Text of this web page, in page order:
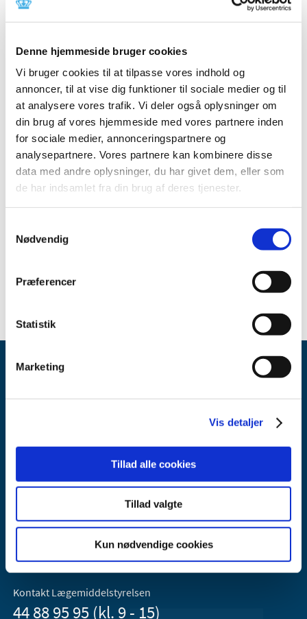
Denne hjemmeside bruger cookies
Vi bruger cookies til at tilpasse vores indhold og
annoncer, til at vise dig funktioner til sociale medier og til
at analysere vores trafik. Vi deler også oplysninger om
din brug af vores hjemmeside med vores partnere inden
for sociale medier, annonceringspartnere og
analysepartnere. Vores partnere kan kombinere disse
data med andre oplysninger, du har givet dem, eller som
de har indsamlet fra din brug af deres tjenester.
Nødvendig
Præferencer
Statistik
Marketing
Vis detaljer
Tillad alle cookies
Tillad valgte
Kun nødvendige cookies
Fabrikantens referencenummer: FSCA - AP2 –
201808 – 03
Lægemiddelstyrelsens sagsnummer:2018101676
Emner
Medicinsk udstyr
Sikkerhedsmeddelelse om Aptio® Automation
(pdf - 0,27
Lægemiddelstyrelsen
2300 København S
Lægemiddelstyrelsen er en del af
Sundheds- og Kirkeministeriet.
Kontakt Lægemiddelstyrelsen
44 88 95 95 (kl. 9 - 15)